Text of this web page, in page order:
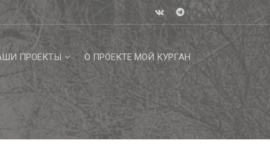
ПРОЕКТЫ О ПРОЕКТЕ МОЙ КУРГАН